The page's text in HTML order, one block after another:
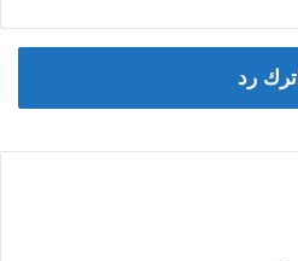
اترك رد